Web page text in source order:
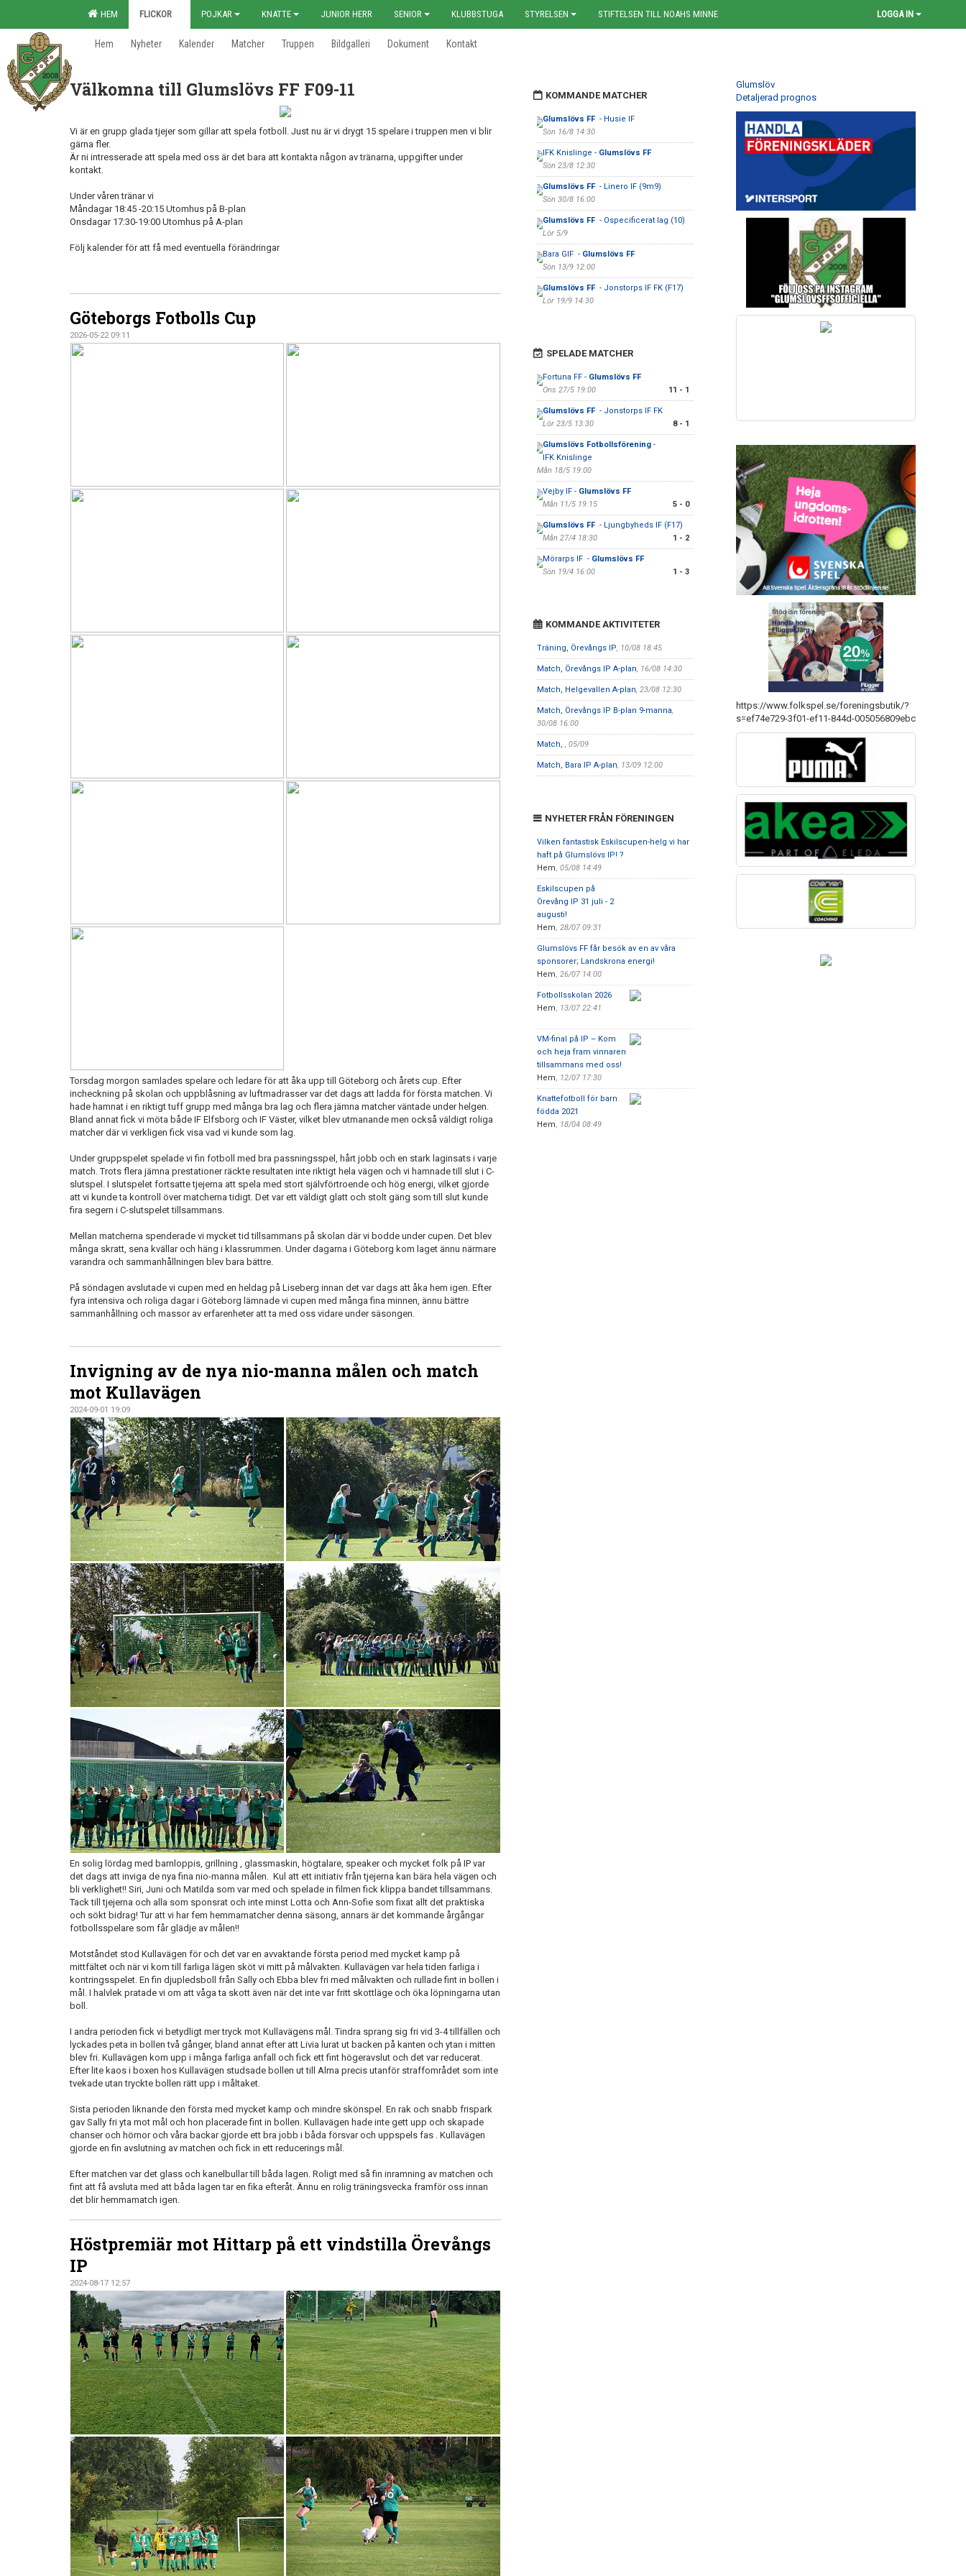
HEM FLICKOR POJKAR KNATTE JUNIOR HERR SENIOR KLUBBSTUGA STYRELSEN STIFTELSEN TILL NOAHS MINNE LOGGA IN
Hem Nyheter Kalender Matcher Truppen Bildgalleri Dokument Kontakt
Välkomna till Glumslövs FF F09-11
Vi är en grupp glada tjejer som gillar att spela fotboll. Just nu är vi drygt 15 spelare i truppen men vi blir
gärna fler.
Är ni intresserade att spela med oss är det bara att kontakta någon av tränarna, uppgifter under
kontakt.
Under våren tränar vi
Måndagar 18:45 -20:15 Utomhus på B-plan
Onsdagar 17:30-19:00 Utomhus på A-plan
Följ kalender för att få med eventuella förändringar
Göteborgs Fotbolls Cup
2026-05-22 09:11
Torsdag morgon samlades spelare och ledare för att åka upp till Göteborg och årets cup. Efter
incheckning på skolan och uppblåsning av luftmadrasser var det dags att ladda för första matchen. Vi
hade hamnat i en riktigt tuff grupp med många bra lag och flera jämna matcher väntade under helgen.
Bland annat fick vi möta både IF Elfsborg och IF Väster, vilket blev utmanande men också väldigt roliga
matcher där vi verkligen fick visa vad vi kunde som lag.
Under gruppspelet spelade vi fin fotboll med bra passningsspel, hårt jobb och en stark laginsats i varje
match. Trots flera jämna prestationer räckte resultaten inte riktigt hela vägen och vi hamnade till slut i C-
slutspel. I slutspelet fortsatte tjejerna att spela med stort självförtroende och hög energi, vilket gjorde
att vi kunde ta kontroll över matcherna tidigt. Det var ett väldigt glatt och stolt gäng som till slut kunde
fira segern i C-slutspelet tillsammans.
Mellan matcherna spenderade vi mycket tid tillsammans på skolan där vi bodde under cupen. Det blev
många skratt, sena kvällar och häng i klassrummen. Under dagarna i Göteborg kom laget ännu närmare
varandra och sammanhållningen blev bara bättre.
På söndagen avslutade vi cupen med en heldag på Liseberg innan det var dags att åka hem igen. Efter
fyra intensiva och roliga dagar i Göteborg lämnade vi cupen med många fina minnen, ännu bättre
sammanhållning och massor av erfarenheter att ta med oss vidare under säsongen.
Invigning av de nya nio-manna målen och match
mot Kullavägen
2024-09-01 19:09
En solig lördag med barnloppis, grillning , glassmaskin, högtalare, speaker och mycket folk på IP var
det dags att inviga de nya fina nio-manna målen. Kul att ett initiativ från tjejerna kan bära hela vägen och
bli verklighet!! Siri, Juni och Matilda som var med och spelade in filmen fick klippa bandet tillsammans.
Tack till tjejerna och alla som sponsrat och inte minst Lotta och Ann-Sofie som fixat allt det praktiska
och sökt bidrag! Tur att vi har fem hemmamatcher denna säsong, annars är det kommande årgångar
fotbollsspelare som får glädje av målen!!
Motståndet stod Kullavägen för och det var en avvaktande första period med mycket kamp på
mittfältet och när vi kom till farliga lägen sköt vi mitt på målvakten. Kullavägen var hela tiden farliga i
kontringsspelet. En fin djupledsboll från Sally och Ebba blev fri med målvakten och rullade fint in bollen i
mål. I halvlek pratade vi om att våga ta skott även när det inte var fritt skottläge och öka löpningarna utan
boll.
I andra perioden fick vi betydligt mer tryck mot Kullavägens mål. Tindra sprang sig fri vid 3-4 tillfällen och
lyckades peta in bollen två gånger, bland annat efter att Livia lurat ut backen på kanten och ytan i mitten
blev fri. Kullavägen kom upp i många farliga anfall och fick ett fint högeravslut och det var reducerat.
Efter lite kaos i boxen hos Kullavägen studsade bollen ut till Alma precis utanför straffområdet som inte
tvekade utan tryckte bollen rätt upp i måltaket.
Sista perioden liknande den första med mycket kamp och mindre skönspel. En rak och snabb frispark
gav Sally fri yta mot mål och hon placerade fint in bollen. Kullavägen hade inte gett upp och skapade
chanser och hörnor och våra backar gjorde ett bra jobb i båda försvar och uppspels fas . Kullavägen
gjorde en fin avslutning av matchen och fick in ett reducerings mål.
Efter matchen var det glass och kanelbullar till båda lagen. Roligt med så fin inramning av matchen och
fint att få avsluta med att båda lagen tar en fika efteråt. Ännu en rolig träningsvecka framför oss innan
det blir hemmamatch igen.
Höstpremiär mot Hittarp på ett vindstilla Örevångs
IP
2024-08-17 12:57
KOMMANDE MATCHER
Glumslövs FF - Husie IF
Sön 16/8 14:30
IFK Knislinge - Glumslövs FF
Sön 23/8 12:30
Glumslövs FF - Linero IF (9m9)
Sön 30/8 16:00
Glumslövs FF - Ospecificerat lag (10)
Lör 5/9
Bara GIF - Glumslövs FF
Sön 13/9 12:00
Glumslövs FF - Jonstorps IF FK (F17)
Lör 19/9 14:30
SPELADE MATCHER
Fortuna FF - Glumslövs FF
Ons 27/5 19:00
11 - 1
Glumslövs FF - Jonstorps IF FK
Lör 23/5 13:30
8 - 1
Glumslövs Fotbollsförening-
IFK Knislinge
Mån 18/5 19:00
Vejby IF - Glumslövs FF
Mån 11/5 19:15
5 - 0
Glumslövs FF - Ljungbyheds IF (F17)
Mån 27/4 18:30
1 - 2
Mörarps IF - Glumslövs FF
Sön 19/4 16:00
1 - 3
KOMMANDE AKTIVITETER
Träning, Örevångs IP, 10/08 18:45
Match, Örevångs IP A-plan, 16/08 14:30
Match, Helgevallen A-plan, 23/08 12:30
Match, Örevångs IP B-plan 9-manna,
30/08 16:00
Match, , 05/09
Match, Bara IP A-plan, 13/09 12:00
NYHETER FRÅN FÖRENINGEN
Vilken fantastisk Eskilscupen-helg vi har
haft på Glumslövs IP! ?
Hem, 05/08 14:49
Eskilscupen på
Örevång IP 31 juli - 2
augusti!
Hem, 28/07 09:31
Glumslövs FF får besök av en av våra
sponsorer; Landskrona energi!
Hem, 26/07 14:00
Fotbollsskolan 2026
Hem, 13/07 22:41
VM-final på IP – Kom
och heja fram vinnaren
tillsammans med oss!
Hem, 12/07 17:30
Knattefotboll för barn
födda 2021
Hem, 18/04 08:49
Glumslöv
Detaljerad prognos
https://www.folkspel.se/foreningsbutik/?
s=ef74e729-3f01-ef11-844d-005056809ebc